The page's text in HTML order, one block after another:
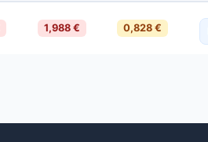
1,988 € 0,828 €